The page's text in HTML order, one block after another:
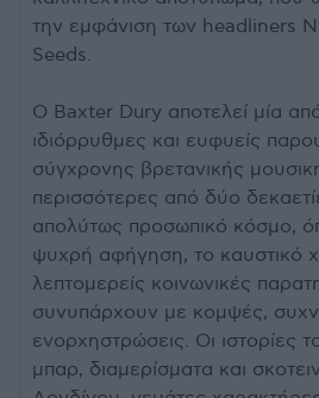
την εμφάνιση των headliners
Seeds.
Ο Baxter Dury αποτελεί μία από
ιδιόρρυθμες και ευφυείς
σύγχρονης βρετανικής
περισσότερες από δύο
απολύτως προσωπικό κόσμο,
ψυχρή αφήγηση, το καυστικό
λεπτομερείς κοινωνικές
συνυπάρχουν με κομψές,
ενορχηστρώσεις. Οι ιστορίες
μπαρ, διαμερίσματα και